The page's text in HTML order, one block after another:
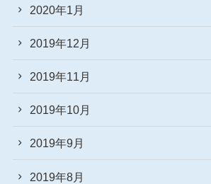
2020年1月
2019年12月
2019年11月
2019年10月
2019年9月
2019年8月